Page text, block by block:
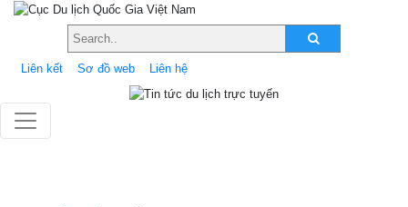
Liên kết Sơ đồ web Liên hệ